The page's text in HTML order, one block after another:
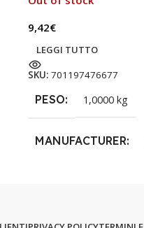
9,42€
LEGGI TUTTO
SKU: 701197476677
PESO 1,0000 kg
MANUFACTURER